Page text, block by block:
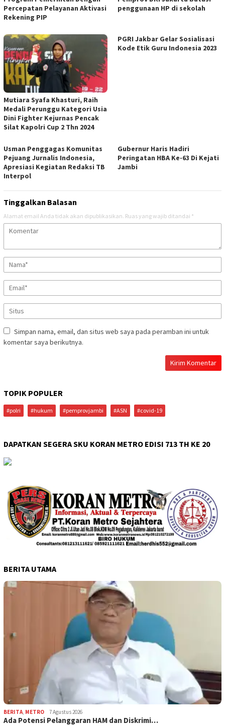
Percepatan Pelayanan Aktivasi
Rekening PIP
penggunaan HP di sekolah
Mutiara Syafa Khasturi, Raih
Medali Perunggu Kategori Usia
Dini Fighter Kejurnas Pencak
Silat Kapolri Cup 2 Thn 2024
PGRI Jakbar Gelar Sosialisasi
Kode Etik Guru Indonesia 2023
Usman Penggagas Komunitas
Pejuang Jurnalis Indonesia,
Apresiasi Kegiatan Redaksi TB
Interpol
Gubernur Haris Hadiri
Peringatan HBA Ke-63 Di Kejati
Jambi
Tinggalkan Balasan
Alamat email Anda tidak akan dipublikasikan. Ruas yang wajib ditandai *
Simpan nama, email, dan situs web saya pada peramban ini untuk
komentar saya berikutnya.
TOPIK POPULER
#polri #hukum #pemprovjambi #ASN #covid-19
DAPATKAN SEGERA SKU KORAN METRO EDISI 713 TH KE 20
BERITA UTAMA
BERITA, METRO 7 Agustus 2026
Ada Potensi Pelanggaran HAM dan Diskrimi…